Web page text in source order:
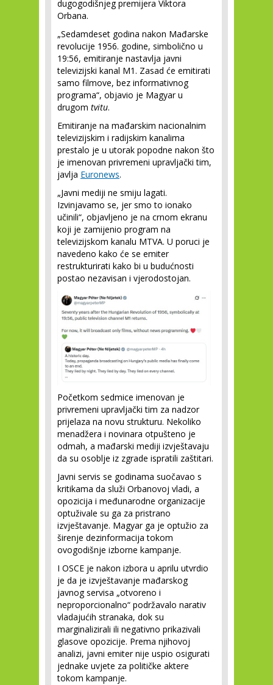
dugogodišnjeg premijera Viktora
Orbana.
„Sedamdeset godina nakon Mađarske
revolucije 1956. godine, simbolično u
19:56, emitiranje nastavlja javni
televizijski kanal M1. Zasad će emitirati
samo filmove, bez informativnog
programa“, objavio je Magyar u
drugom tvitu.
Emitiranje na mađarskim nacionalnim
televizijskim i radijskim kanalima
prestalo je u utorak popodne nakon što
je imenovan privremeni upravljački tim,
javlja Euronews.
„Javni mediji ne smiju lagati.
Izvinjavamo se, jer smo to ionako
učinili“, objavljeno je na crnom ekranu
koji je zamijenio program na
televizijskom kanalu MTVA. U poruci je
navedeno kako će se emiter
restrukturirati kako bi u budućnosti
postao nezavisan i vjerodostojan.
Početkom sedmice imenovan je
privremeni upravljački tim za nadzor
prijelaza na novu strukturu. Nekoliko
menadžera i novinara otpušteno je
odmah, a mađarski mediji izvještavaju
da su osoblje iz zgrade ispratili zaštitari.
Javni servis se godinama suočavao s
kritikama da služi Orbanovoj vladi, a
opozicija i međunarodne organizacije
optuživale su ga za pristrano
izvještavanje. Magyar ga je optužio za
širenje dezinformacija tokom
ovogodišnje izborne kampanje.
I OSCE je nakon izbora u aprilu utvrdio
je da je izvještavanje mađarskog
javnog servisa „otvoreno i
neproporcionalno“ podržavalo narativ
vladajućih stranaka, dok su
marginalizirali ili negativno prikazivali
glasove opozicije. Prema njihovoj
analizi, javni emiter nije uspio osigurati
jednake uvjete za političke aktere
tokom kampanje.